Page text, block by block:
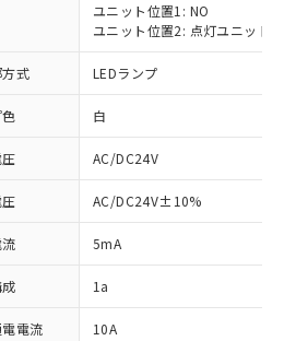
ユニット位置1: NO
ユニット位置2: 点灯ユニット
式 LEDランプ
白
AC/DC24V
AC/DC24V±10%
5mA
1a
電流 10A
RoHS指令（10物質）の
品が提供可能な商品で
指令（10物質）の非含